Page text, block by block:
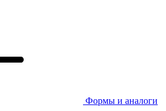
Формы и аналоги